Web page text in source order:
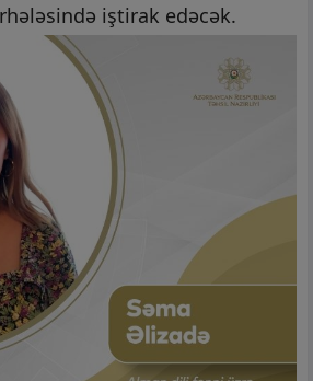
iştirak edəcək.